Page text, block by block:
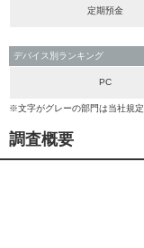
定期預金
デバイス別ランキング
PC
※文字がグレーの部門は当社規
調査概要